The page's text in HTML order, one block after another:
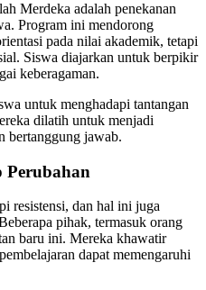
Merdeka adalah penekanan
Program ini mendorong
pada nilai akademik, tetapi
Siswa diajarkan untuk berpikir
keberagaman.
untuk menghadapi tantangan
dilatih untuk menjadi
bertanggung jawab.
Perubahan
resistensi, dan hal ini juga
pihak, termasuk orang
baru ini. Mereka khawatir
dapat memengaruhi